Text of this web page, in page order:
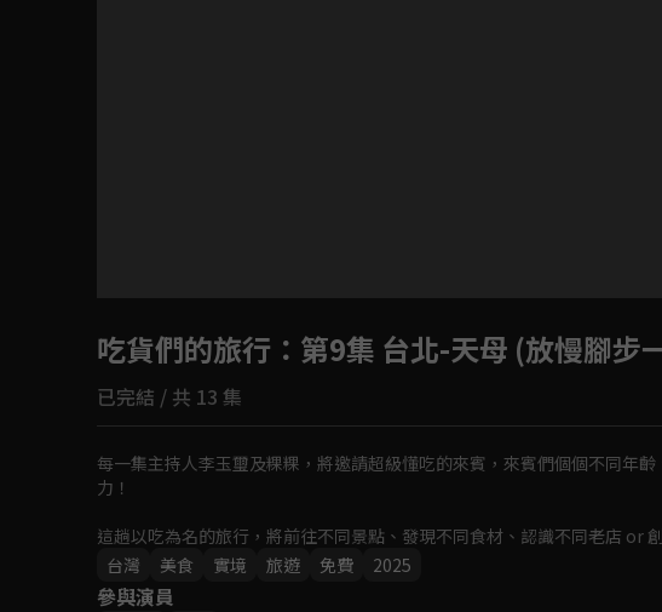
如有不便請見諒
吃貨們的旅行 ：第9集 台北-天母 (放慢腳步
已完結 / 共 13 集
每一集主持人李玉璽及粿粿，將邀請超級懂吃的來賓，來賓們個個不同年
力！
這趟以吃為名的旅行，將前往不同景點、發現不同食材、認識不同老店 or
台灣
美食 實境 旅遊 免費 2025
參與演員